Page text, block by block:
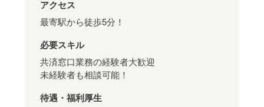
アクセス
最寄駅から徒歩5分！
必要スキル
共済窓口業務の経験者大歓迎
未経験者も相談可能！
待遇・福利厚生